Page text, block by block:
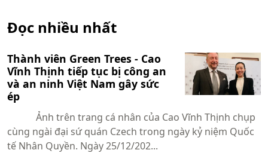
Đọc nhiều nhất
Thành viên Green Trees - Cao
Vĩnh Thịnh tiếp tục bị công an
và an ninh Việt Nam gây sức
ép
Ảnh trên trang cá nhân của Cao Vĩnh Thịnh chụp
cùng ngài đại sứ quán Czech trong ngày kỷ niệm Quốc
tế Nhân Quyền. Ngày 25/12/202...